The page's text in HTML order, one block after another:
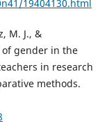
19404130.html
M. J., &
of gender in the
in research
methods.